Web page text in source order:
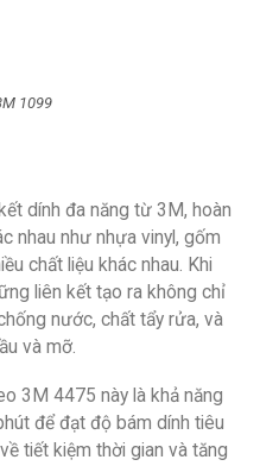
1099
dính đa năng từ 3M, hoàn
nhau như nhựa vinyl, gốm
chất liệu khác nhau. Khi
liên kết tạo ra không chỉ
nước, chất tẩy rửa, và
và mỡ.
3M 4475 này là khả năng
để đạt độ bám dính tiêu
tiết kiệm thời gian và tăng